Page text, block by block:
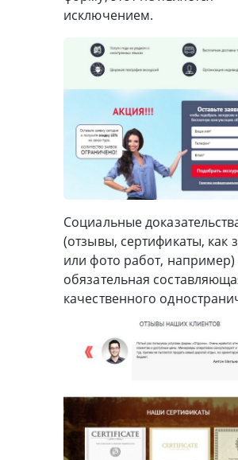
исключением.
Социальные
(отзывы, сертификаты, как
или фото работ,
обязательная
качественного